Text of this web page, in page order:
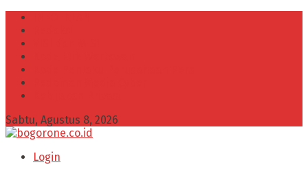
Sabtu, Agustus 8, 2026
Login